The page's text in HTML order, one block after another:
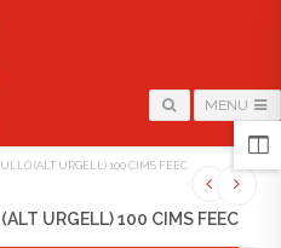
MENU
(ALT URGELL) 100 CIMS FEEC
URGELL) 100 CIMS FEEC